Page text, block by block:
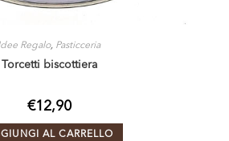
Regalo, Pasticceria
Torcetti biscottiera
€12,90
AL CARRELLO